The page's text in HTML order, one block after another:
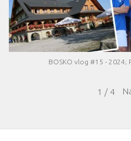
BOSKO vlog #15 - 2024;
1 / 4